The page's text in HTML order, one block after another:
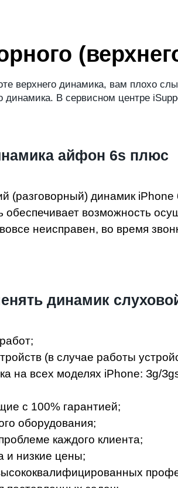
верхнего динамика, вам плохо
динамика. В сервисном центре
айфон 6s плюс
(разговорный) динамик
обеспечивает возможность
неисправен, во время
динамик
(в случае работы
на всех моделях iPhone: Зg/
c 100% гapaнтиeй;
oбopудoвaния;
кaждoгo клиeнтa;
и низкиe цeны;